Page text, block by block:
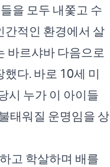
을 모두 내쫓고 수
간적인 환경에서 살
바르샤바 다음으로
다. 바로 10세 미
시 누가 이 아이들
태워질 운명임을 상
고 학살하며 배를